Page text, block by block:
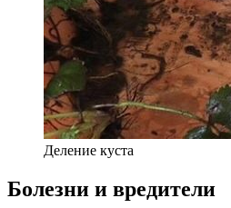
Деление куста
Болезни и вредители